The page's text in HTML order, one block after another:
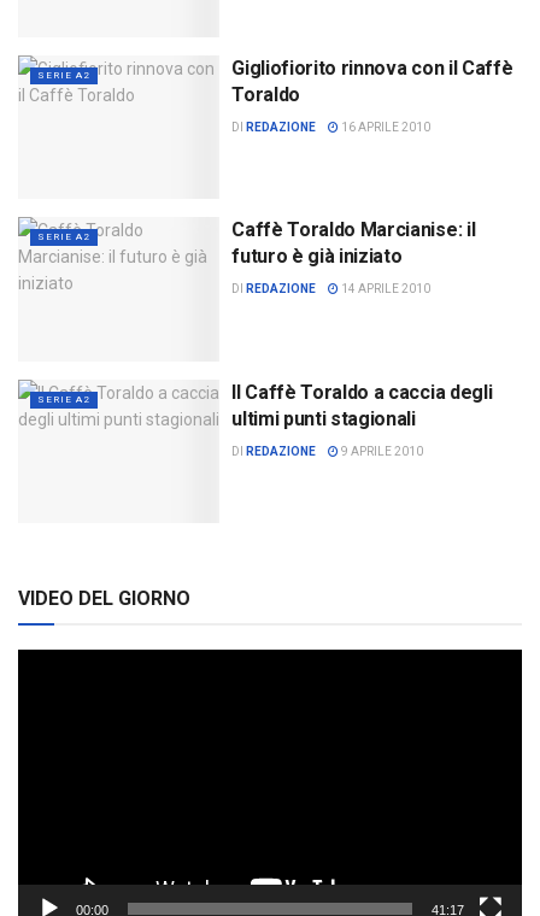
SERIE A2
Gigliofiorito rinnova con il Caffè
Toraldo
DI REDAZIONE 16 APRILE 2010
SERIE A2
Caffè Toraldo Marcianise: il
futuro è già iniziato
DI REDAZIONE 14 APRILE 2010
SERIE A2
Il Caffè Toraldo a caccia degli
ultimi punti stagionali
DI REDAZIONE 9 APRILE 2010
VIDEO DEL GIORNO
00:00 41:17